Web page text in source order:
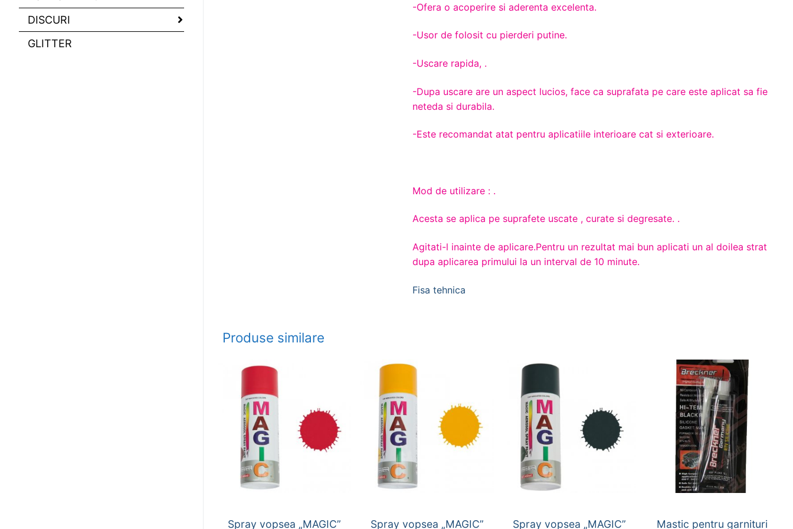
-Ofera o acoperire si aderenta excelenta.
-Usor de folosit cu pierderi putine.
-Uscare rapida, .
-Dupa uscare are un aspect lucios, face ca suprafata pe care este aplicat sa fie
neteda si durabila.
-Este recomandat atat pentru aplicatiile interioare cat si exterioare.
Mod de utilizare : .
Acesta se aplica pe suprafete uscate , curate si degresate. .
Agitati-l inainte de aplicare.Pentru un rezultat mai bun aplicati un al doilea strat
dupa aplicarea primului la un interval de 10 minute.
Fisa tehnica
Produse similare
Spray vopsea „MAGIC” Spray vopsea „MAGIC” Spray vopsea „MAGIC” Mastic pentru garnituri
DISCURI
GLITTER